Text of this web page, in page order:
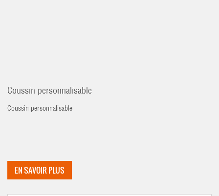
Coussin personnalisable
Coussin personnalisable
EN SAVOIR PLUS